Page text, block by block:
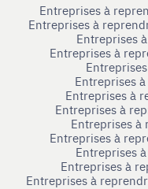
Entreprises à
Entreprises à
Entreprises
Entreprises à
Entreprises
Entreprises à
Entreprises à
Entreprises à
Entreprises à
Entreprises
Entreprises à
Entreprises à